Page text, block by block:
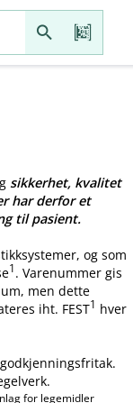
sikkerhet, kvalitet
har derfor et
til pasient.
og som
1. Varenummer gis
men dette
iht. FEST1 hver
for legemidler